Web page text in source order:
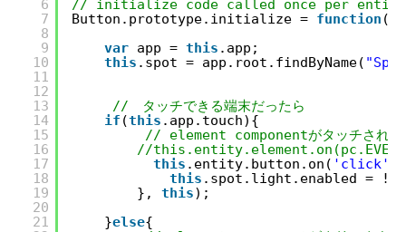
6
7
8
9
10
11
12
13
14
15
16
17
18
19
20
21
// initialize code called once per entity
Button.prototype.initialize = function ()
var app = this .app;
this .spot = app.root.findByName(
//　タッチできる端末だったら
if (this .app.touch){
// element componentがタッチされ
//
this .entity.button.on( 'click'
this .spot.light.enabled = !
}, this);
}else{